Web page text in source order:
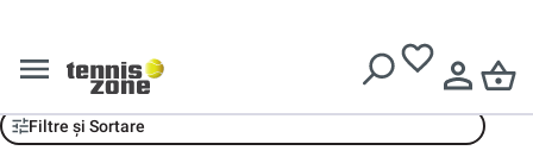
Mega menu baner nowości desktop
Filtre și Sortare